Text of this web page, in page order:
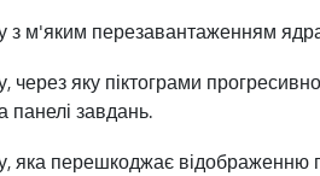
з м'яким перезавантаженням
яку піктограми
панелі завдань.
яка перешкоджає відображенню